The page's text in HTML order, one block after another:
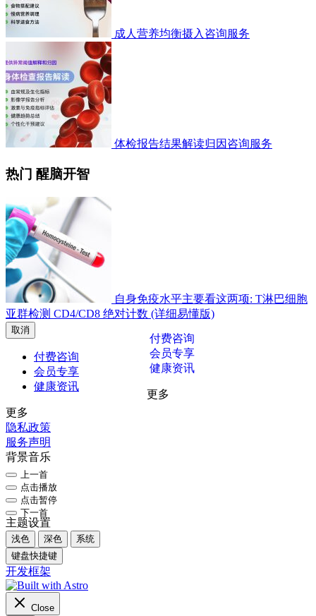
成人营养均衡摄入咨询服务
体检报告结果解读归因咨询服务
热门 醒脑开智
自身免疫水平主要看这两项: T淋巴细胞
亚群检测 CD4/CD8 绝对计数 (详细易懂版)
取消
付费咨询
付费咨询
会员专享
会员专享
健康资讯
健康资讯
更多
更多
隐私政策
服务声明
背景音乐
上一首
点击播放
点击暂停
下一首
主题设置
浅色 深色
系统
键盘快捷键
开发框架
Close